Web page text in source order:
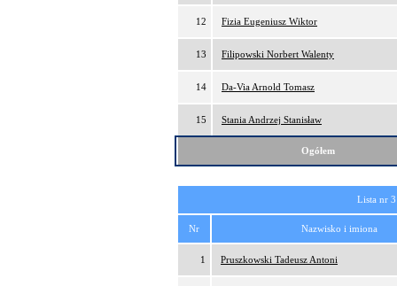
12 Fizia Eugeniusz Wiktor
13 Filipowski Norbert Walenty
14 Da-Via Arnold Tomasz
15 Stania Andrzej Stanisław
Ogółem
Lista nr
Nr Nazwisko i imiona
1 Pruszkowski Tadeusz Antoni